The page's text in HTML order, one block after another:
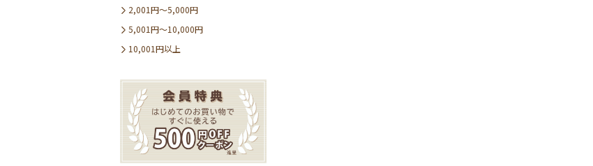
2,001円～5,000円
5,001円～10,000円
10,001円以上